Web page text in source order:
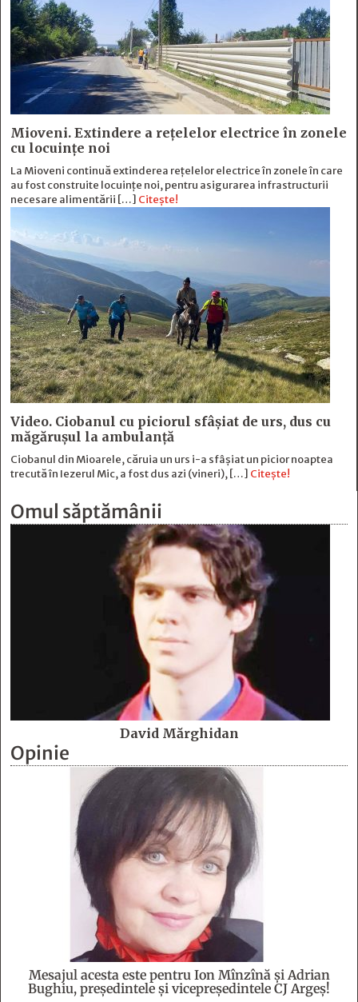
Mioveni. Extindere a rețelelor electrice în zonele
cu locuințe noi
La Mioveni continuă extinderea rețelelor electrice în zonele în care
au fost construite locuințe noi, pentru asigurarea infrastructurii
necesare alimentării […] Citește!
Video. Ciobanul cu piciorul sfâșiat de urs, dus cu
măgărușul la ambulanță
Ciobanul din Mioarele, căruia un urs i-a sfâșiat un picior noaptea
trecută în Iezerul Mic, a fost dus azi (vineri), […] Citește!
Omul săptămânii
David Mărghidan
Opinie
Mesajul acesta este pentru Ion Mînzînă şi Adrian
Bughiu, preşedintele şi vicepreşedintele CJ Argeş!